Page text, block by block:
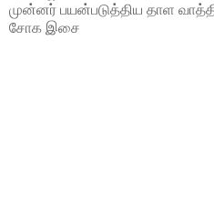
முன்னர் பயன்படுத்திய தாள
சோக இசை